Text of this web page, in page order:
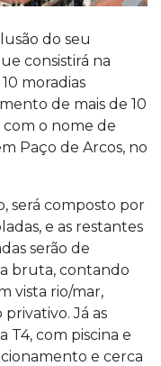
do seu
consistirá na
moradias
de mais de 10
o nome de
Paço de Arcos, no
será composto por
e as restantes
serão de
bruta, contando
vista rio/mar,
Já as
T4, com piscina e
e cerca